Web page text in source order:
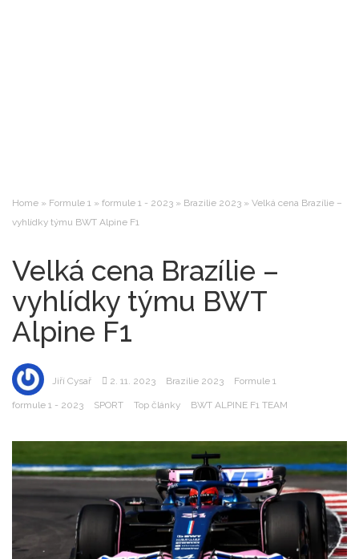
Home » Formule 1 » formule 1 - 2023 » Brazilie 2023 » Velká cena Brazílie –
vyhlídky týmu BWT Alpine F1
Velká cena Brazílie –
vyhlídky týmu BWT
Alpine F1
Jiří Cysař 2. 11. 2023 Brazilie 2023 Formule 1
formule 1 - 2023 SPORT Top články BWT ALPINE F1 TEAM